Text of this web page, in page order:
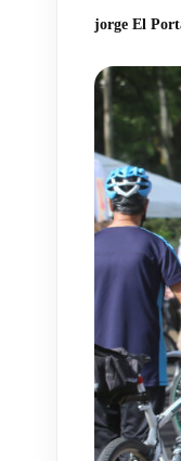
jorge El